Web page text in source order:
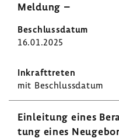
Meldung –
16.01.2025
mit Beschluss­datum
Einlei­tung eines
tung eines